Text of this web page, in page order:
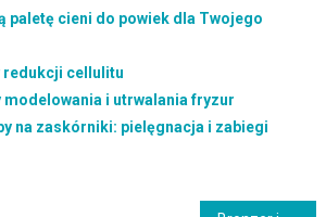
paletę cieni do powiek dla Twojego
redukcji cellulitu
modelowania i utrwalania fryzur
na zaskórniki: pielęgnacja i zabiegi